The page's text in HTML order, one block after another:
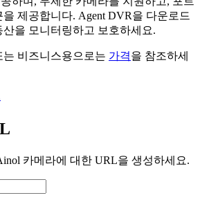
제공합니다. Agent DVR을 다운로드
을 모니터링하고 보호하세요.
는 비즈니스용으로는 가격을 참조하세
카메라에 대한 URL을 생성하세요.